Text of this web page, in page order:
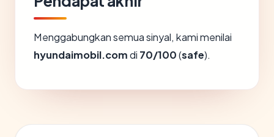
Menggabungkan semua sinyal, kami menilai
hyundaimobil.comdi 70/100(safe).